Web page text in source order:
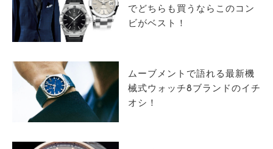
でどちらも買うならこのコン
ビがベスト！
ムーブメントで語れる最新機
械式ウォッチ8ブランドのイチ
オシ！